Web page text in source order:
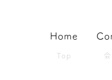
Home
Top